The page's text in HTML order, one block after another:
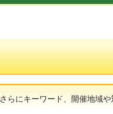
らにキーワード、開催地域